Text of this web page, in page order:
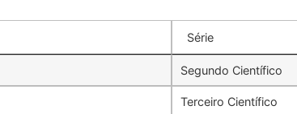
Série
Segundo Científico
Terceiro Científico